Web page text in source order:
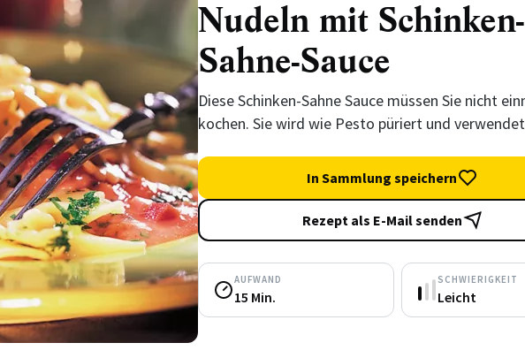
Nudeln mit Schinken-
Sahne-Sauce
Diese Schinken-Sahne Sauce müssen Sie nicht
kochen. Sie wird wie Pesto püriert und
In Sammlung speichern
Rezept als E-Mail senden
AUFWAND
15 Min.
SCHWIERIGKEIT
Leicht